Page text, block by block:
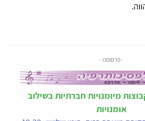
- פרסומת -
מיומנויות חברתיות בשילוב
אומנויות